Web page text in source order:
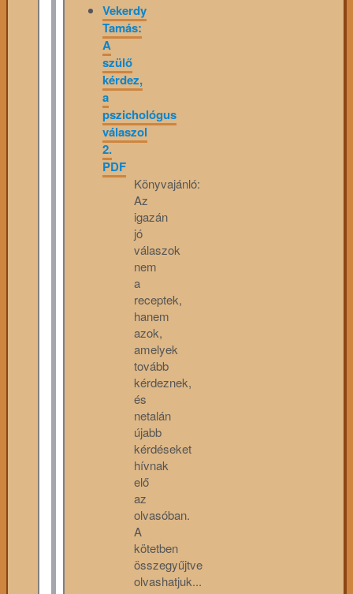
Vekerdy
Tamás:
A
szülő
kérdez,
a
pszichológus
válaszol
2.
PDF
Könyvajánló:
Az
igazán
jó
válaszok
nem
a
receptek,
hanem
azok,
amelyek
tovább
kérdeznek,
és
netalán
újabb
kérdéseket
hívnak
elő
az
olvasóban.
A
kötetben
összegyűjtve
olvashatjuk...